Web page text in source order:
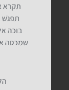
תקרא
תפגֹש
בוכה
שמכסה